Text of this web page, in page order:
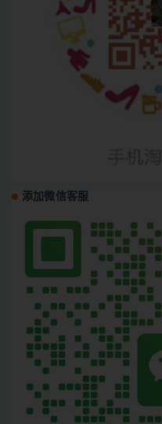
添加微信客服